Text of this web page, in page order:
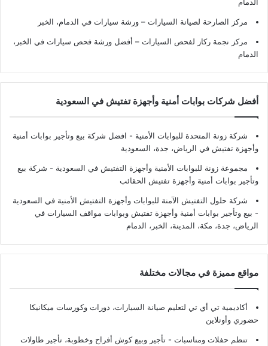
مركز الصارحة لصيانة السيارات – ورشة سيارات في الدمام، الخبر
مركز نجمة ركاز لفحص السيارات – أفضل ورشة فحص سيارات في الخبر،
الدمام
أفضل شركات بوابات أمنية وأجهزة تفتيش في السعودية
شركة زونة المتحدة للبوابات الأمنية - افضل شركة بيع وتأجير بوابات أمنية
وأجهزة تفتيش في الرياض، جدة، السعودية
مجموعة زونة للبوابات الأمنية وأجهزة التفتيش في السعودية - شركة بيع
وتأجير بوابات أمنية وأجهزة تفتيش الحقائب
شركة حلول التفتيش الآمنة للبوابات وأجهزة التفتيش الأمنية في السعودية
- بيع وتأجير بوابات أمنية وأجهزة تفتيش وبوابات مواقف السيارات في
الرياض، جدة، مكة، المدينة، الخبر، الدمام
مواقع مميزة في مجالات مختلفة
أكاديمية تي أي تي لتعليم صيانة السيارات، دورات وكورسات ميكانيكا
حضوري وأونلاين
تنظم حفلات ومناسبات - تأجير وبيع كوش أفراح وخطوبة، تأجير طاولات